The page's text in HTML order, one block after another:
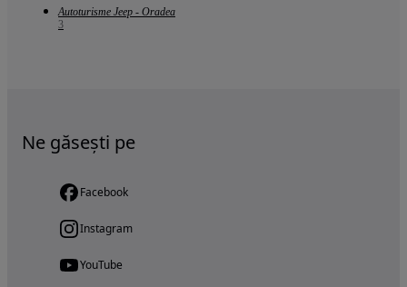
Autoturisme Jeep - Oradea
3
Ne găsești pe
Facebook
Instagram
YouTube